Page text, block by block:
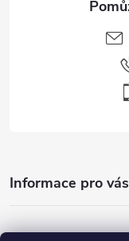
Informace pro vás